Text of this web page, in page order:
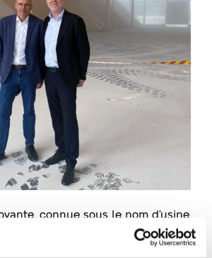
connue sous le nom d’usine
Potassium, représente un modèle